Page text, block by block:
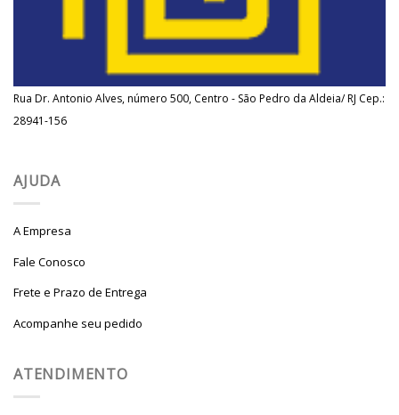
Rua Dr. Antonio Alves, número 500, Centro - São Pedro da Aldeia/ RJ Cep.:
28941-156
AJUDA
A Empresa
Fale Conosco
Frete e Prazo de Entrega
Acompanhe seu pedido
ATENDIMENTO